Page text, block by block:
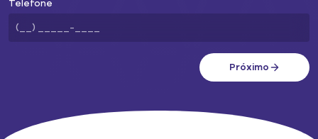
Telefone
Próximo